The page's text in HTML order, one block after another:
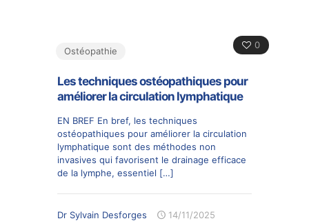
0
Ostéopathie
Les techniques ostéopathiques pour
améliorer la circulation lymphatique
EN BREF En bref, les techniques
ostéopathiques pour améliorer la circulation
lymphatique sont des méthodes non
invasives qui favorisent le drainage efficace
de la lymphe, essentiel […]
Dr Sylvain Desforges 14/11/2025